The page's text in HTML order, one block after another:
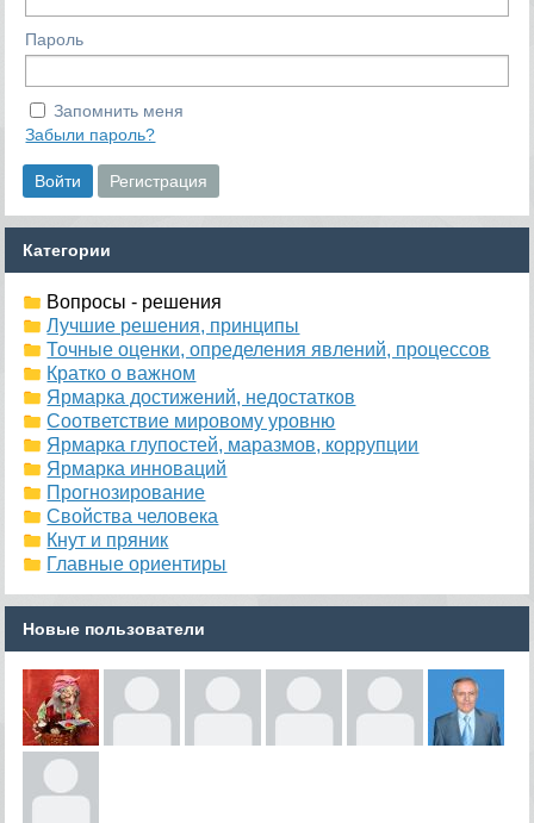
Пароль
Запомнить меня
Забыли пароль?
Категории
Вопросы - решения
Лучшие решения, принципы
Точные оценки, определения явлений, процессов
Кратко о важном
Ярмарка достижений, недостатков
Соответствие мировому уровню
Ярмарка глупостей, маразмов, коррупции
Ярмарка инноваций
Прогнозирование
Свойства человека
Кнут и пряник
Главные ориентиры
Новые пользователи